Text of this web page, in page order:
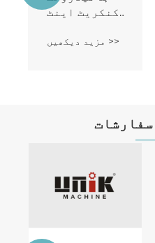
کنکریٹ اینٹ
مشین
مزید دیکھیں >>